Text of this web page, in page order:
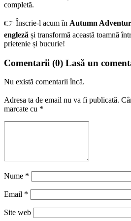
completă.
👉 Înscrie-l acum în Autumn
engleză și transformă această toamnă
prietenie și bucurie!
Comentarii (0) Lasă un
Nu există comentarii încă.
Adresa ta de email nu va fi publicată.
marcate cu *
Nume *
Email *
Site web